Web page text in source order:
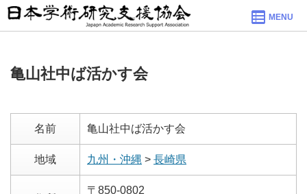
MENU
亀山社中ば活かす会
名前 亀山社中ば活かす会
地域 九州・沖縄 > 長崎県
〒850-0802